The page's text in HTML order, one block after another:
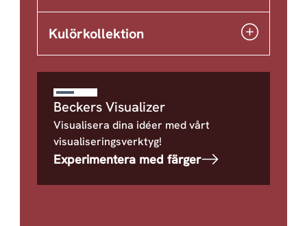
Kulörkollektion
Beckers Visualizer
Visualisera dina idéer med vårt
visualiseringsverktyg!
Experimentera med färger